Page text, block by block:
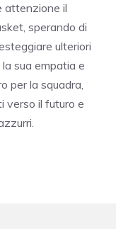
attenzione il
sperando di
ulteriori
sua empatia e
per la squadra,
verso il futuro e